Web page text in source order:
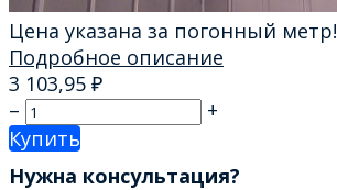
Цена указана за погонный метр!
Подробное описание
3 103,95 ₽
–
+
Купить
Нужна консультация?